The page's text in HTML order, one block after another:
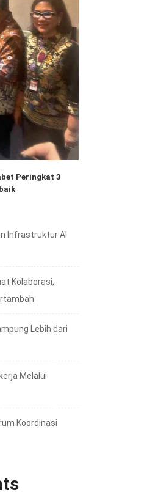
Peringkat 3
Infrastruktur AI
Kolaborasi,
Lebih dari
Melalui
Koordinasi